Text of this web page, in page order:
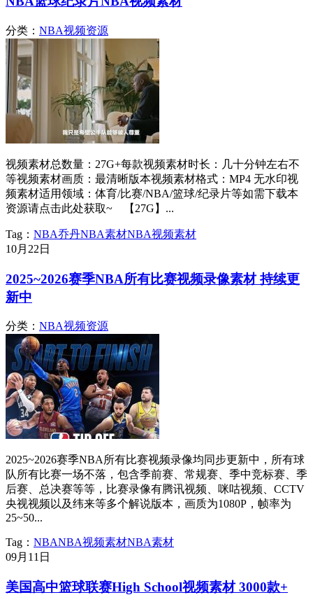
分类： NBA视频资源
视频素材总数量：27G+每款视频素材时长：几十分钟左右不
等视频素材画质：最清晰版本视频素材格式：MP4 无水印视
频素材适用领域：体育/比赛/NBA/篮球/纪录片等如需下载本
资源请点击此处获取~ 【27G】...
Tag： NBA乔丹NBA素材NBA视频素材
10月 22日
2025~2026赛季NBA所有比赛视频录像素材 持续更
新中
分类： NBA视频资源
2025~2026赛季NBA所有比赛视频录像均同步更新中，所有球
队所有比赛一场不落，包含季前赛、常规赛、季中竞标赛、季
后赛、总决赛等等，比赛录像有腾讯视频、咪咕视频、CCTV
央视视频以及纬来等多个解说版本，画质为1080P，帧率为
25~50...
Tag： NBANBA视频素材NBA素材
09月 11日
美国高中篮球联赛High School视频素材 3000款+